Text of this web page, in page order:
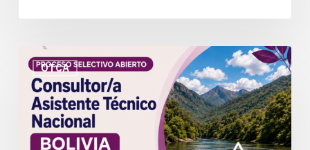
OTCA
OTCA
abre
convocatoria
para
Consultor/a
Asistente
Técnico